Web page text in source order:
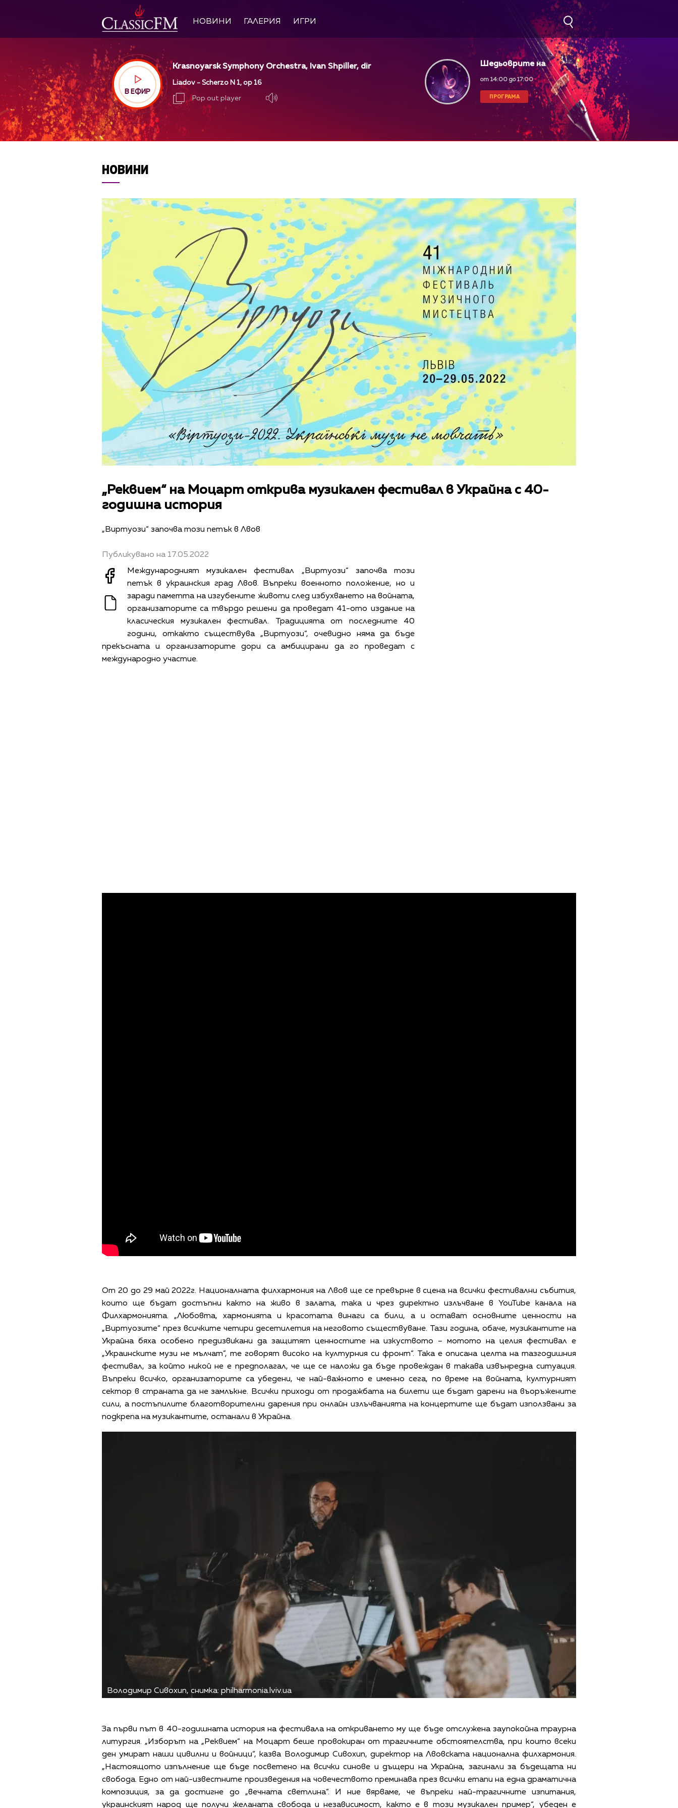
НОВИНИ ГАЛЕРИЯ ИГРИ
В ЕФИР
Krasnoyarsk Symphony Orchestra, Ivan Shpiller, dir
Liadov - Scherzo N 1, op 16
Pop out player
Шедьоврите на
класическата музика
от 14:00 до 17:00
ПРОГРАМА
НОВИНИ
„Реквием“ на Моцарт открива музикален фестивал в Украйна с 40-
годишна история
„Виртуози“ започва този петък в Лвов
Публикувано на 17.05.2022
Международният музикален фестивал „Виртуози“ започва този
петък в украинския град Лвов. Въпреки военното положение, но и
заради паметта на изгубените животи след избухването на войната,
организаторите са твърдо решени да проведат 41-ото издание на
класическия музикален фестивал. Традицията от последните 40
години, откакто съществува „Виртуози“, очевидно няма да бъде
прекъсната и организаторите дори са амбицирани да го проведат с
международно участие.
От 20 до 29 май 2022г. Националната филхармония на Лвов ще се превърне в сцена на всички фестивални събития,
които ще бъдат достъпни както на живо в залата, така и чрез директно излъчване в YouTube канала на
Филхармонията. „Любовта, хармонията и красотата винаги са били, а и остават основните ценности на
„Виртуозите“ през всичките четири десетилетия на неговото съществуване. Тази година, обаче, музикантите на
Украйна бяха особено предизвикани да защитят ценностите на изкуството – мотото на целия фестивал е
„Украинските музи не мълчат”, те говорят високо на културния си фронт“. Така е описана целта на тазгодишния
фестивал, за който никой не е предполагал, че ще се наложи да бъде провеждан в такава извънредна ситуация.
Въпреки всичко, организаторите са убедени, че най-важното е именно сега, по време на войната, културният
сектор в страната да не замлъкне. Всички приходи от продажбата на билети ще бъдат дарени на въоръжените
сили, а постъпилите благотворителни дарения при онлайн излъчванията на концертите ще бъдат използвани за
подкрепа на музикантите, останали в Украйна.
Володимир Сивохип, снимка: philharmonia.lviv.ua
За първи път в 40-годишната история на фестивала на откриването му ще бъде отслужена заупокойна траурна
литургия. „Изборът на „Реквием“ на Моцарт беше провокиран от трагичните обстоятелства, при които всеки
ден умират наши цивилни и войници“, казва Володимир Сивохип, директор на Лвовската национална филхармония.
„Настоящото изпълнение ще бъде посветено на всички синове и дъщери на Украйна, загинали за бъдещата ни
свобода. Едно от най-известните произведения на човечеството преминава през всички етапи на една драматична
композиция, за да достигне до „вечната светлина“. И ние вярваме, че въпреки най-трагичните изпитания,
украинският народ ще получи желаната свобода и независимост, както е в този музикален пример“, убеден е